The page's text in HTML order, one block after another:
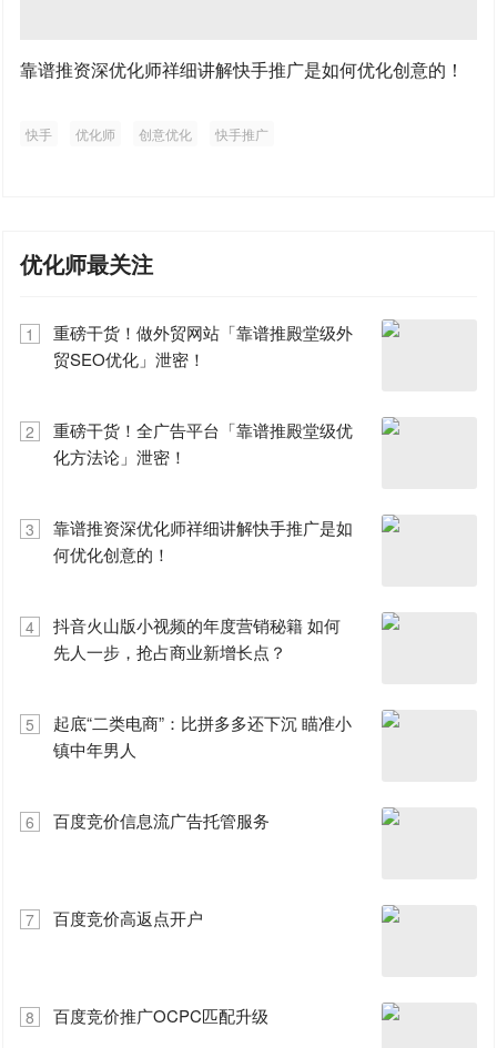
靠谱推资深优化师祥细讲解快手推广是如何优化创意的！
快手 优化师 创意优化 快手推广
优化师最关注
1
重磅干货！做外贸网站「靠谱推殿堂级外
贸SEO优化」泄密！
2
重磅干货！全广告平台「靠谱推殿堂级优
化方法论」泄密！
3
靠谱推资深优化师祥细讲解快手推广是如
何优化创意的！
4
抖音火山版小视频的年度营销秘籍 如何
先人一步，抢占商业新增长点？
5
起底“二类电商”：比拼多多还下沉 瞄准小
镇中年男人
6 百度竞价信息流广告托管服务
7 百度竞价高返点开户
8 百度竞价推广OCPC匹配升级